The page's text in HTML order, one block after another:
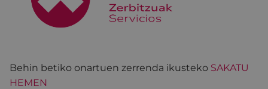
Behin betiko onartuen zerrenda ikusteko SAKATU
HEMEN